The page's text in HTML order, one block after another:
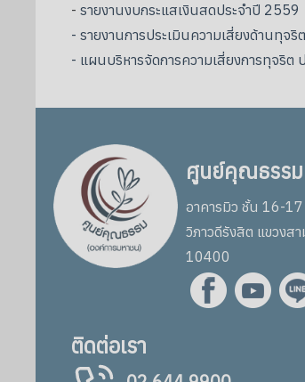
-รายงานงบกระแสเงินสดประจำปี 2559
- รายงานการประเมินความเสี่ยงด้านทุจ
- แผนบริหารจัดการความเสี่ยงการทุจริต
ศูนย์คุณธรรม
อาคารมิว ชั้น 16-
วิภาวดีรังสิต แขวงส
10400
ติดต่อเรา